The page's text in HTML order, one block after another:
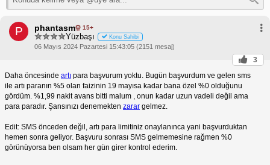
P phantasm 15+
Yüzbaşı Konu Sahibi
06 Mayıs 2024 Pazartesi 15:43:05 (2151 mesaj)
3
Daha öncesinde artı para başvurum yoktu. Bugün başvurdum ve gelen sms
ile artı paranın %5 olan faizinin 19 mayısa kadar bana özel %0 olduğunu
gördüm. %1,99 nakit avans bitti malum , onun kadar uzun vadeli değil ama
para paradır. Şansınızı denemekten zarar gelmez.
Edit: SMS önceden değil, artı para limitiniz onaylanınca yani başvurduktan
hemen sonra geliyor. Başvuru sonrası SMS gelmemesine rağmen %0
görünüyorsa ben olsam her gün girer kontrol ederim.